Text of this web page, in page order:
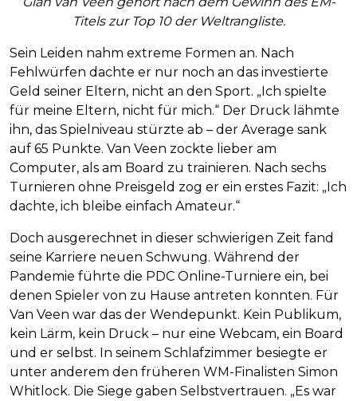
Titels zur Top 10 der Weltrangliste.
Sein Leiden nahm extreme Formen an. Nach
Fehlwürfen dachte er nur noch an das investierte
Geld seiner Eltern, nicht an den Sport. „Ich spielte
für meine Eltern, nicht für mich.“ Der Druck lähmte
ihn, das Spielniveau stürzte ab – der Average sank
auf 65 Punkte. Van Veen zockte lieber am
Computer, als am Board zu trainieren. Nach sechs
Turnieren ohne Preisgeld zog er ein erstes Fazit: „Ich
dachte, ich bleibe einfach Amateur.“
Doch ausgerechnet in dieser schwierigen Zeit fand
seine Karriere neuen Schwung. Während der
Pandemie führte die PDC Online-Turniere ein, bei
denen Spieler von zu Hause antreten konnten. Für
Van Veen war das der Wendepunkt. Kein Publikum,
kein Lärm, kein Druck – nur eine Webcam, ein Board
und er selbst. In seinem Schlafzimmer besiegte er
unter anderem den früheren WM-Finalisten Simon
Whitlock. Die Siege gaben Selbstvertrauen. „Es war